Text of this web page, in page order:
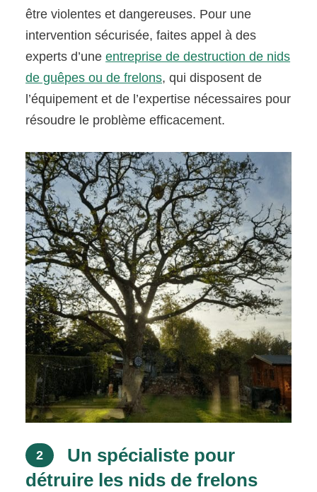
être violentes et dangereuses. Pour une
intervention sécurisée, faites appel à des
experts d’uneentreprise de destruction de nids
de guêpes ou de frelons, qui disposent de
l’équipement et de l’expertise nécessaires pour
résoudre le problème efficacement.
2
Un spécialiste pour
détruire les nids de frelons